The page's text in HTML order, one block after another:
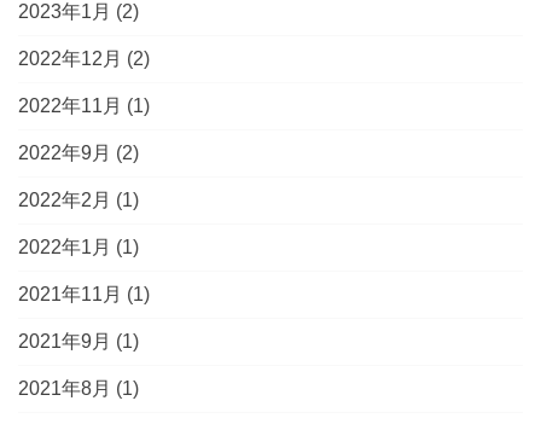
2023年1月 (2)
2022年12月 (2)
2022年11月 (1)
2022年9月 (2)
2022年2月 (1)
2022年1月 (1)
2021年11月 (1)
2021年9月 (1)
2021年8月 (1)